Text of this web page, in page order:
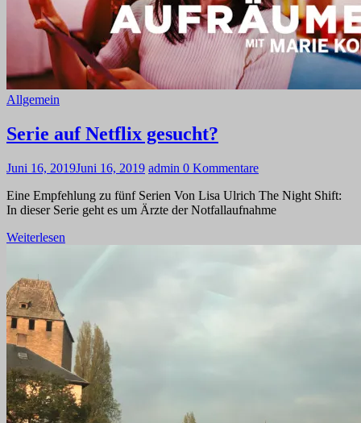
Allgemein
Serie auf Netflix gesucht?
Juni 16, 2019Juni 16, 2019 admin 0 Kommentare
Eine Empfehlung zu fünf Serien Von Lisa Ulrich The Night Shift:
In dieser Serie geht es um Ärzte der Notfallaufnahme
Weiterlesen